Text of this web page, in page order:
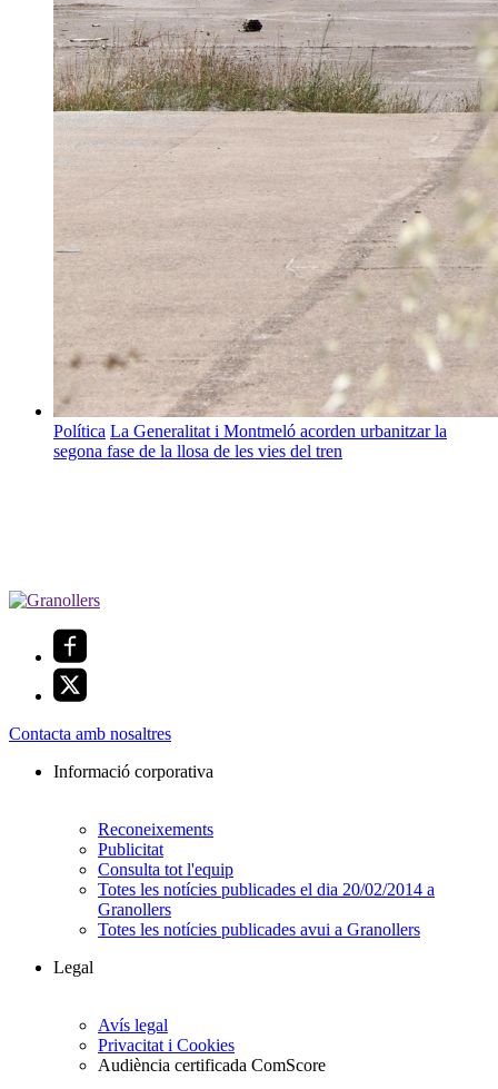
Política La Generalitat i Montmeló acorden urbanitzar la
segona fase de la llosa de les vies del tren
Contacta amb nosaltres
Informació corporativa
Reconeixements
Publicitat
Consulta tot l'equip
Totes les notícies publicades el dia 20/02/2014 a
Granollers
Totes les notícies publicades avui a Granollers
Legal
Avís legal
Privacitat i Cookies
Audiència certificada ComScore